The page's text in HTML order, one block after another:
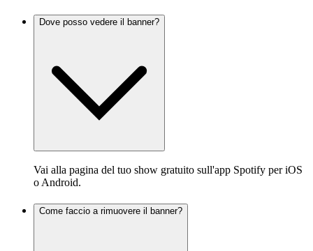
Dove posso vedere il banner?
Vai alla pagina del tuo show gratuito sull'app Spotify per iOS
o Android.
Come faccio a rimuovere il banner?